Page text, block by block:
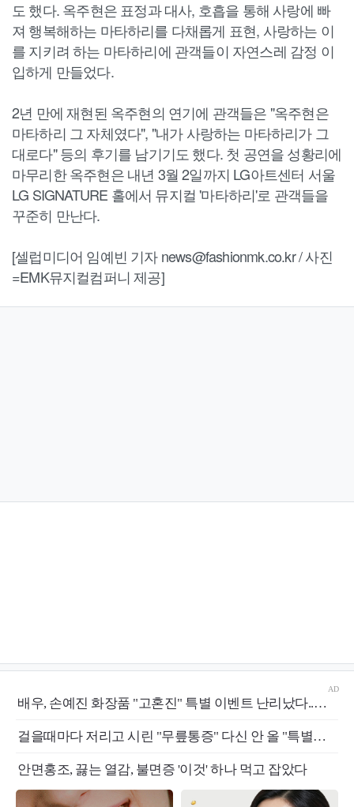
도 했다. 옥주현은 표정과 대사, 호흡을 통해 사랑에 빠
져 행복해하는 마타하리를 다채롭게 표현, 사랑하는 이
를 지키려 하는 마타하리에 관객들이 자연스레 감정 이
입하게 만들었다.
2년 만에 재현된 옥주현의 연기에 관객들은 "옥주현은
마타하리 그 자체였다", "내가 사랑하는 마타하리가 그
대로다" 등의 후기를 남기기도 했다. 첫 공연을 성황리에
마무리한 옥주현은 내년 3월 2일까지 LG아트센터 서울
LG SIGNATURE 홀에서 뮤지컬 '마타하리'로 관객들을
꾸준히 만난다.
[셀럽미디어 임예빈 기자 news@fashionmk.co.kr / 사진
=EMK뮤지컬컴퍼니 제공]